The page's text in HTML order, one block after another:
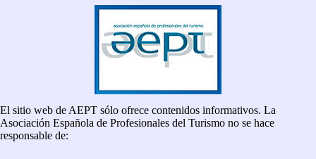
El sitio web de AEPT sólo ofrece contenidos informativos. La
Asociación Española de Profesionales del Turismo no se hace
responsable de: